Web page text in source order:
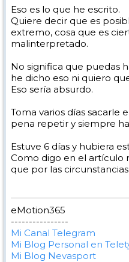
Eso es lo que he escrito.
Quiere decir que es
extremo, cosa que es
malinterpretado.
No significa que puedas
he dicho eso ni quiero
Eso sería absurdo.
Toma varios días sacarle
pena repetir y siempre
Estuve 6 días y hubiera
Como digo en el artículo
que por las
eMotion365
----------------
Mi Canal Telegram
Mi Blog Personal en
Mi Blog Nevasport